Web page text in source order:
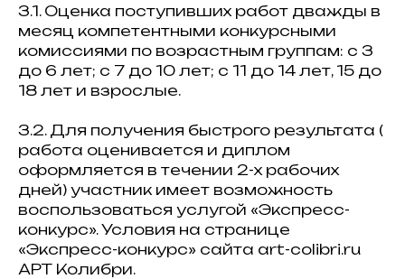
3.1. Оценка поступивших работ дважды в
месяц компетентными конкурсными
комиссиями по возрастным группам: с 3
до 6 лет; с 7 до 10 лет; с 11 до 14 лет, 15 до
18 лет и взрослые.
3.2. Для получения быстрого результата (
работа оценивается и диплом
оформляется в течении 2-х рабочих
дней) участник имеет возможность
воспользоваться услугой «Экспресс-
конкурс». Условия на странице
«Экспресс-конкурс» сайта art-colibri.ru
АРТ Колибри.